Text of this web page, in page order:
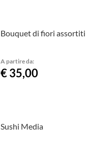
Bouquet di fiori assortiti
A partire da:
€ 35,00
Sushi Media